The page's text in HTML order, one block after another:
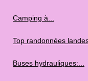
Camping à...
Top randonnées landes
Buses hydrauliques:...